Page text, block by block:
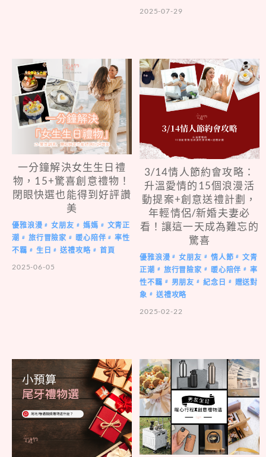
2025-07-29
一分鐘解決女生生日禮
物，15+驚喜創意禮物！
閉眼快選也能得到好評讚
美
優雅浪漫 # 女朋友 # 媽媽 #
文青正
潮 # 旅行冒險家 # 暖心陪伴 #
率性
不羈 # 生日 # 送禮攻略 #
首頁
2025-06-05
3/14情人節約會攻略：
升溫愛情的15個浪漫活
動提案+創意送禮計劃，
年輕情侶/新婚夫妻必
看！讓這一天成為難忘的
驚喜
優雅浪漫 # 女朋友 # 情人節 #
文青
正潮 # 旅行冒險家 # 暖心陪伴 #
率
性不羈 # 男朋友 # 紀念日 #
贈送對
象 #
送禮攻略
2025-02-22